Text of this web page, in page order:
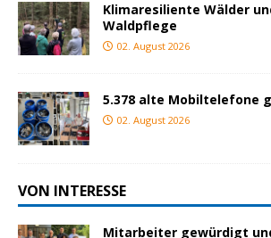
Klimaresiliente Wälder
Waldpflege
02. August 2026
5.378 alte Mobiltelefone
02. August 2026
VON INTERESSE
Mitarbeiter gewürdigt